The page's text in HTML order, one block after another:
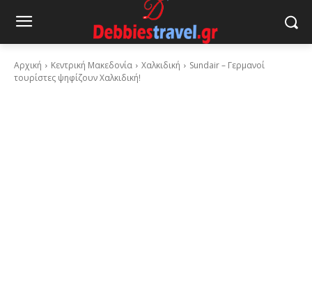
Αρχική Κεντρική Μακεδονία Χαλκιδική
Sundair – Γερμανοί
τουρίστες ψηφίζουν Χαλκιδική!